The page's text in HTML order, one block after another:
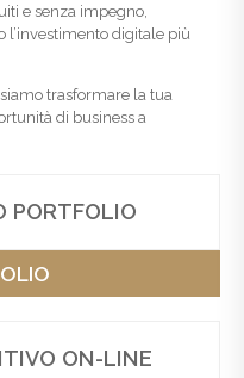
e senza impegno,
digitale più
trasformare la tua
di business a
PORTFOLIO
ON-LINE